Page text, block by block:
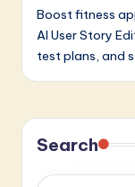
Boost fitness
AI User Story
test plans, and
Search